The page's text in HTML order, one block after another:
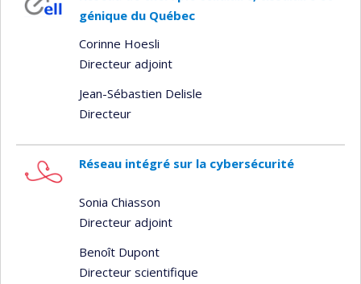
génique du Québec
Corinne Hoesli
Directeur adjoint
Jean-Sébastien Delisle
Directeur
Réseau intégré sur la cybersécurité
Sonia Chiasson
Directeur adjoint
Benoît Dupont
Directeur scientifique